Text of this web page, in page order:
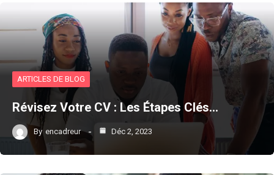
ARTICLES DE BLOG
Révisez Votre CV : Les Étapes Clés…
By encadreur Déc 2, 2023